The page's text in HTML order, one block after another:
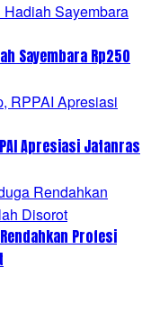
Sayembara Rp250
Apresiasi Jatanras
Profesi